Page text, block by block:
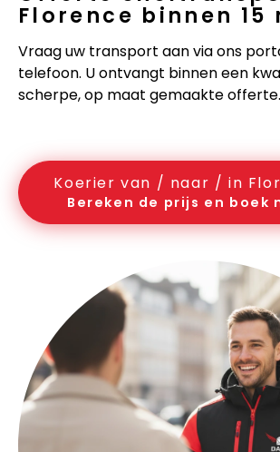
Florence binnen 15
Vraag uw transport aan via ons
telefoon. U ontvangt binnen een
scherpe, op maat gemaakte offerte.
Koerier van / naar / in
Bereken de prijs en boek